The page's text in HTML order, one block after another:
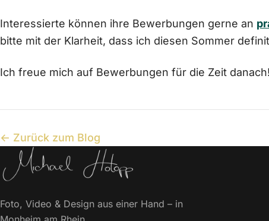
Interessierte können ihre Bewerbungen gerne an
bitte mit der Klarheit, dass ich diesen Sommer
Ich freue mich auf Bewerbungen für die Zeit danach!
← Zurück zum Blog
Foto, Video & Design aus einer Hand – in